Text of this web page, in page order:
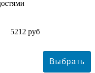
5212 руб